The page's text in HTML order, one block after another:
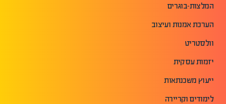
המלצות-בוגרים
הערכת אמנות ועיצוב
וולסטריט
יזמות עסקית
ייעוץ משכנתאות
לימודים וקריירה